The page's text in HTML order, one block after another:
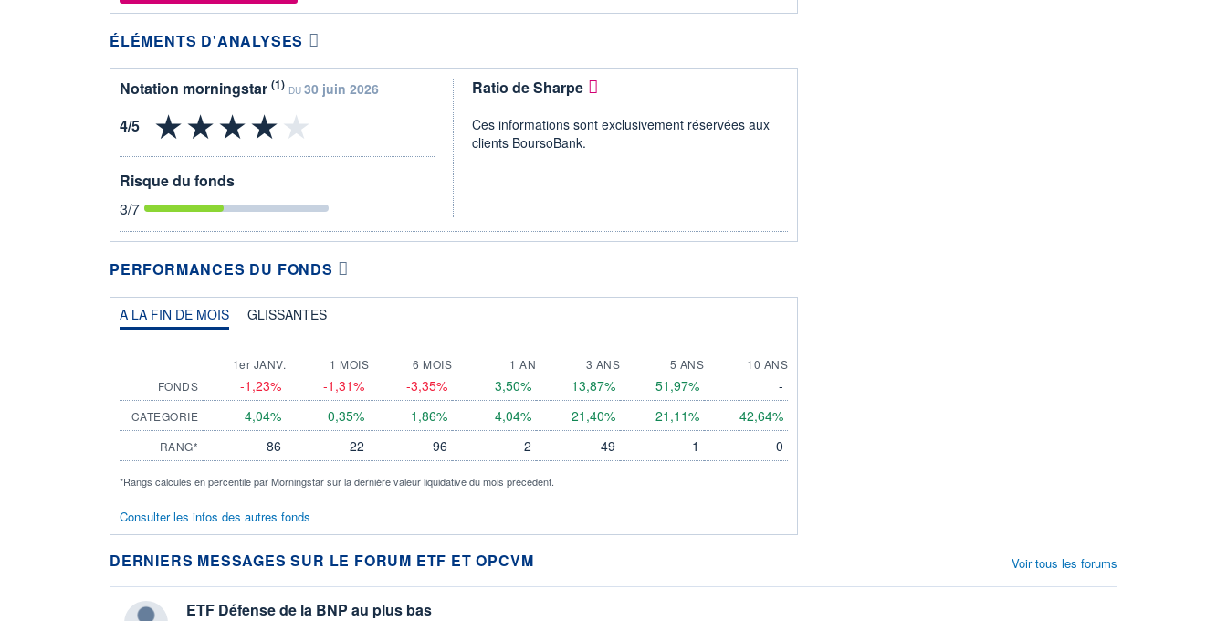
ÉLÉMENTS D'ANALYSES
Notation morningstar (1) DU 30 juin 2026
Risque du fonds
3/7
Ratio de Sharpe
Ces informations sont exclusivement réservées aux
clients BoursoBank.
PERFORMANCES DU FONDS
A LA FIN DE MOIS GLISSANTES
1er JANV. 1 MOIS 6 MOIS 1 AN 3 ANS 5 ANS
10 ANS
FONDS
-1,23% -1,31% -3,35% 3,50% 13,87% 51,97% -
CATEGORIE 4,04% 0,35% 1,86% 4,04% 21,40% 21,11% 42,64%
RANG* 86 22 96 2 49 1 0
*Rangs calculés en percentile par Morningstar sur la dernière valeur liquidative du mois précédent.
Consulter les infos des autres fonds
DERNIERS MESSAGES SUR LE FORUM ETF ET OPCVM
ETF Défense de la BNP au plus bas
Voir tous les forums